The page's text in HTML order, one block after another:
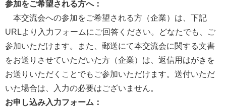
参加をご希望される方へ：
本交流会への参加をご希望される方（企業）は、下記
URLより入力フォームにご回答ください。どなたでも、ご
参加いただけます。また、郵送にて本交流会に関する文書
をお送りさせていただいた方（企業）は、返信用はがきを
お送りいただくことでもご参加いただけます。送付いただ
いた場合は、入力の必要はございません。
お申し込み入力フォーム ：